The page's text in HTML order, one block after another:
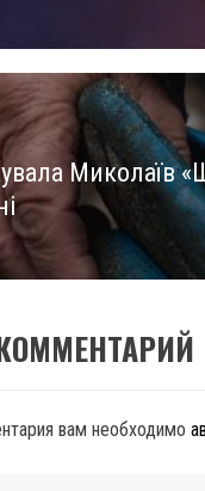
Миколаїв
вам необходимо